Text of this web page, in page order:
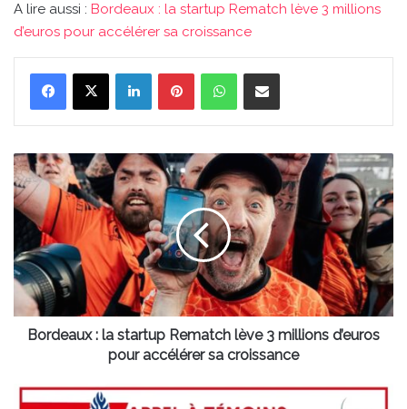
A lire aussi : Bordeaux : la startup Rematch lève 3 millions
d’euros pour accélérer sa croissance
LinkedinPinterestWhatsAppPartager par email
Bordeaux
:
la
startup
Rematch
lève
3
millions
d’euros
pour
croissance
Bordeaux : la startup Rematch lève 3 millions d’euros
pour accélérer sa croissance
Gironde